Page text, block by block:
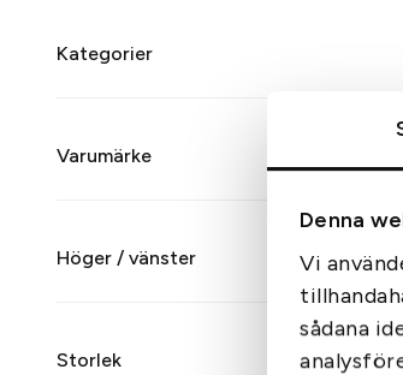
Denna
Vi
sådana
Kategorier
Varumärke
Höger / vänster
Storlek